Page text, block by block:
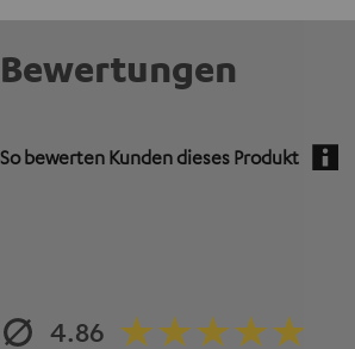
Bewertungen
So bewerten Kunden dieses Produkt
4.86